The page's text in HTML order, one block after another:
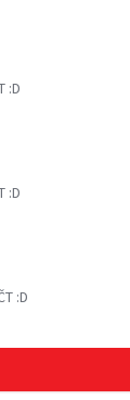
:D
:D
:D